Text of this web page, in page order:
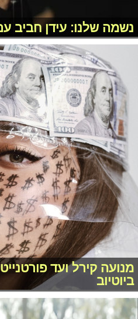
נשמה שלנו: עידן חביב
מנועה קירל ועד
ביוטיוב